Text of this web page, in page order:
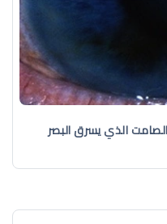
الذي يسرق البصر